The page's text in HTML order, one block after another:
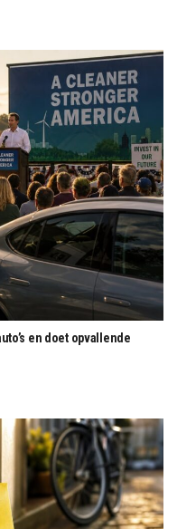
en doet opvallende